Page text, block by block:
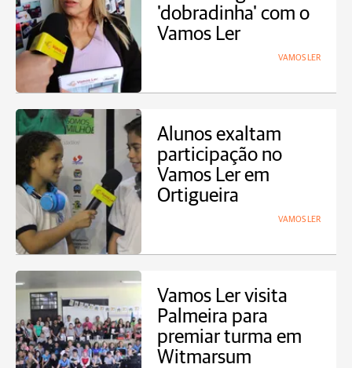
'dobradinha' com o
Vamos Ler
VAMOS LER
Alunos exaltam
participação no
Vamos Ler em
Ortigueira
VAMOS LER
Vamos Ler visita
Palmeira para
premiar turma em
Witmarsum